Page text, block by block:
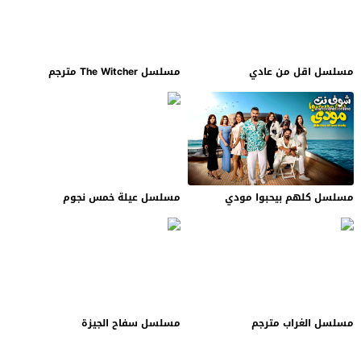
مسلسل اقل من عادي مسلسل The Witcher مترجم
مسلسل كلهم بيحبوا مودي مسلسل عيلة خمس نجوم
مسلسل الغراب مترجم مسلسل سفاح الجيزة